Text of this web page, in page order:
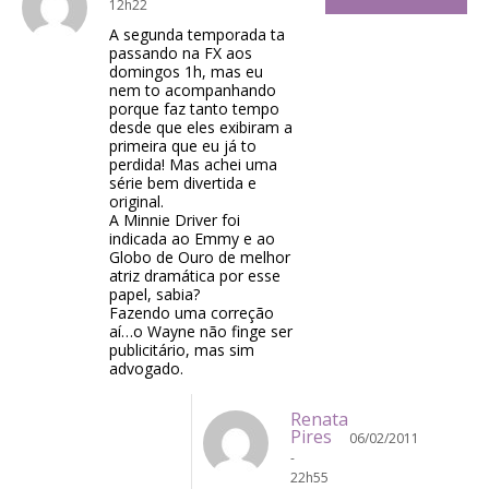
12h22
A segunda temporada ta
passando na FX aos
domingos 1h, mas eu
nem to acompanhando
porque faz tanto tempo
desde que eles exibiram a
primeira que eu já to
perdida! Mas achei uma
série bem divertida e
original.
A Minnie Driver foi
indicada ao Emmy e ao
Globo de Ouro de melhor
atriz dramática por esse
papel, sabia?
Fazendo uma correção
aí…o Wayne não finge ser
publicitário, mas sim
advogado.
Renata
Pires
06/02/2011
-
22h55